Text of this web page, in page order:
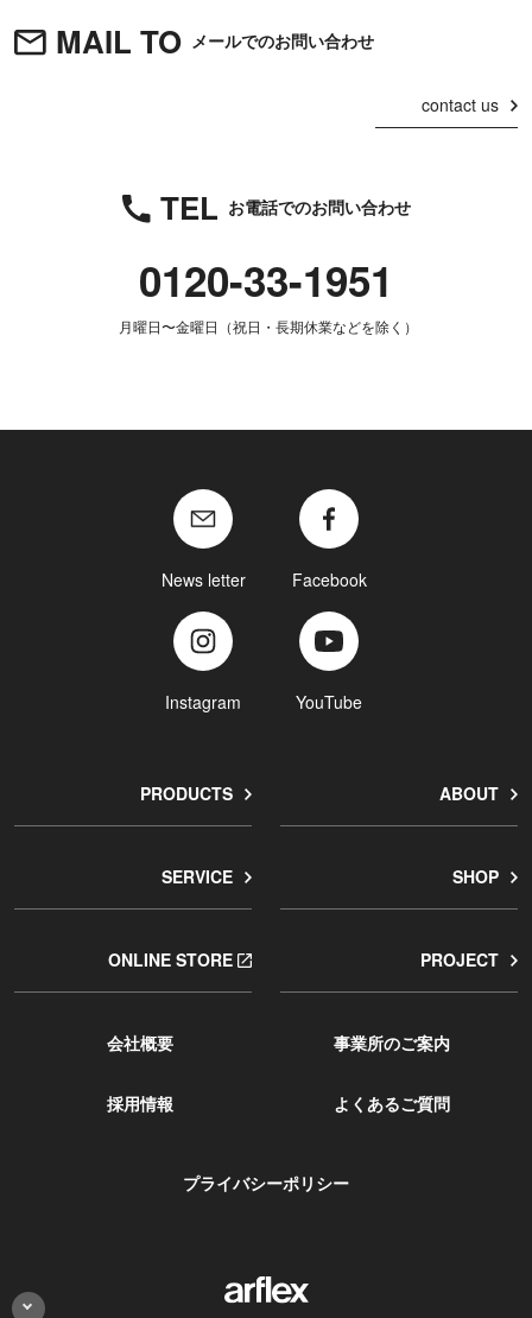
MAIL TO メールでのお問い合わせ
contact us
TEL お電話でのお問い合わせ
0120-33-1951
月曜日〜金曜日（祝日・長期休業などを除く）
News letter Facebook
Instagram YouTube
PRODUCTS ABOUT
SERVICE SHOP
ONLINE STORE PROJECT
会社概要 事業所のご案内
採用情報 よくあるご質問
プライバシーポリシー